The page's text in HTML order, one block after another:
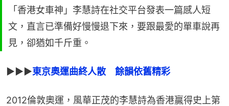
「香港女車神」李慧詩在社交平台發表一篇感人短
文，直言已準備好慢慢退下來，要跟最愛的單車說再
見，卻猶如千斤重。
▶▶▶東京奧運曲終人散　餘韻依舊精彩
2012倫敦奧運，風華正茂的李慧詩為香港贏得史上第